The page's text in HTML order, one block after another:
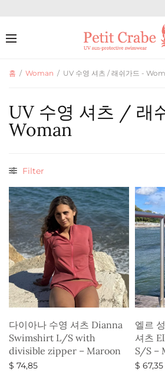
홈 / Woman / UV 수영 셔츠 / 래쉬가드 -
UV 수영 셔츠 / 래
Woman
Filter
다이아나 수영 셔츠 Dianna
Swimshirt L/S with
divisible zipper – Maroon
$ 74,85
엘르
셔츠
S/S –
$ 67,35